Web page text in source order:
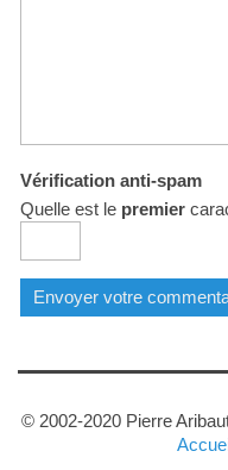
Vérification anti-spam
Quelle est le premier
© 2002-2020 Pierre